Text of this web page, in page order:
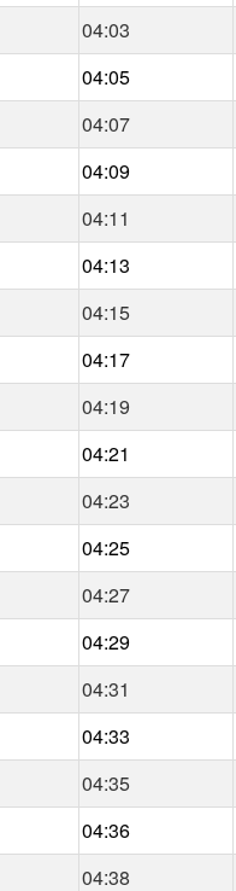
04:03
04:05
04:07
04:09
04:11
04:13
04:15
04:17
04:19
04:21
04:23
04:25
04:27
04:29
04:31
04:33
04:35
04:36
04:38